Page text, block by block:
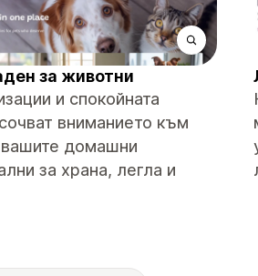
за животни
и спокойната
вниманието към
вашите домашни
за храна, легла и